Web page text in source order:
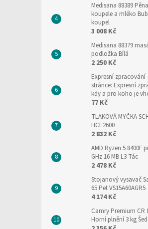
Medisana 88389
koupele a mléko
koupel
3 008 Kč
Medisana 88379
podložka Bílá
2 250 Kč
Expresní zpracování
stránce: Expresní
kdy a pro koho je
77 Kč
TLAKOVÁ MYČKA
HCE2600
2 832 Kč
AMD Ryzen 5 8400F
GHz 16 MB L3 Tác
2 478 Kč
Stojanový vysavač
65 Pet VS15A60AGR5
4 174 Kč
Camry Premium CR
Horní plnění 3 kg